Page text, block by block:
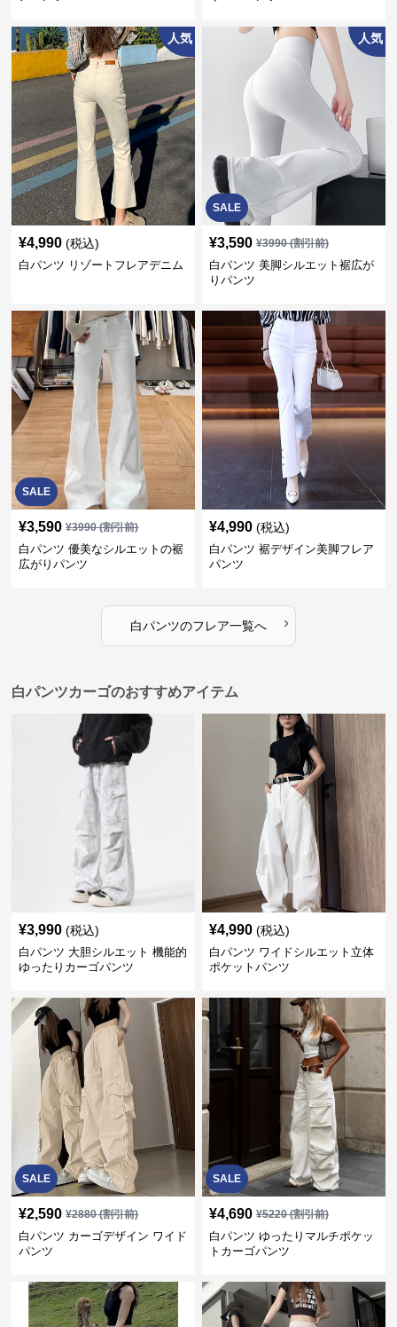
人気
¥4,990 (税込)
白パンツ リゾートフレアデニム
SALE
人気
¥3,590 ¥3990(割引前)
白パンツ 美脚シルエット裾広が
りパンツ
SALE
¥3,590 ¥3990(割引前)
白パンツ 優美なシルエットの裾
広がりパンツ
¥4,990 (税込)
白パンツ 裾デザイン美脚フレア
パンツ
白パンツのフレア一覧へ ›
白パンツカーゴのおすすめアイテム
¥3,990 (税込)
白パンツ 大胆シルエット 機能的
ゆったりカーゴパンツ
¥4,990 (税込)
白パンツ ワイドシルエット立体
ポケットパンツ
SALE
¥2,590 ¥2880(割引前)
白パンツ カーゴデザイン ワイド
パンツ
SALE
¥4,690 ¥5220(割引前)
白パンツ ゆったりマルチポケッ
トカーゴパンツ